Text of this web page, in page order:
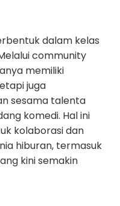
dalam kelas
community
memiliki
juga
sesama talenta
komedi. Hal ini
kolaborasi dan
hiburan, termasuk
kini semakin